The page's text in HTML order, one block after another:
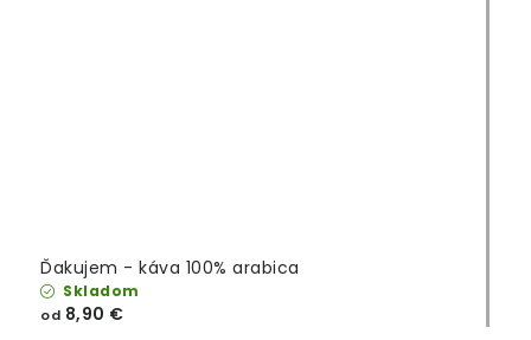
Ďakujem - káva 100% arabica
Skladom
od 8,90 €